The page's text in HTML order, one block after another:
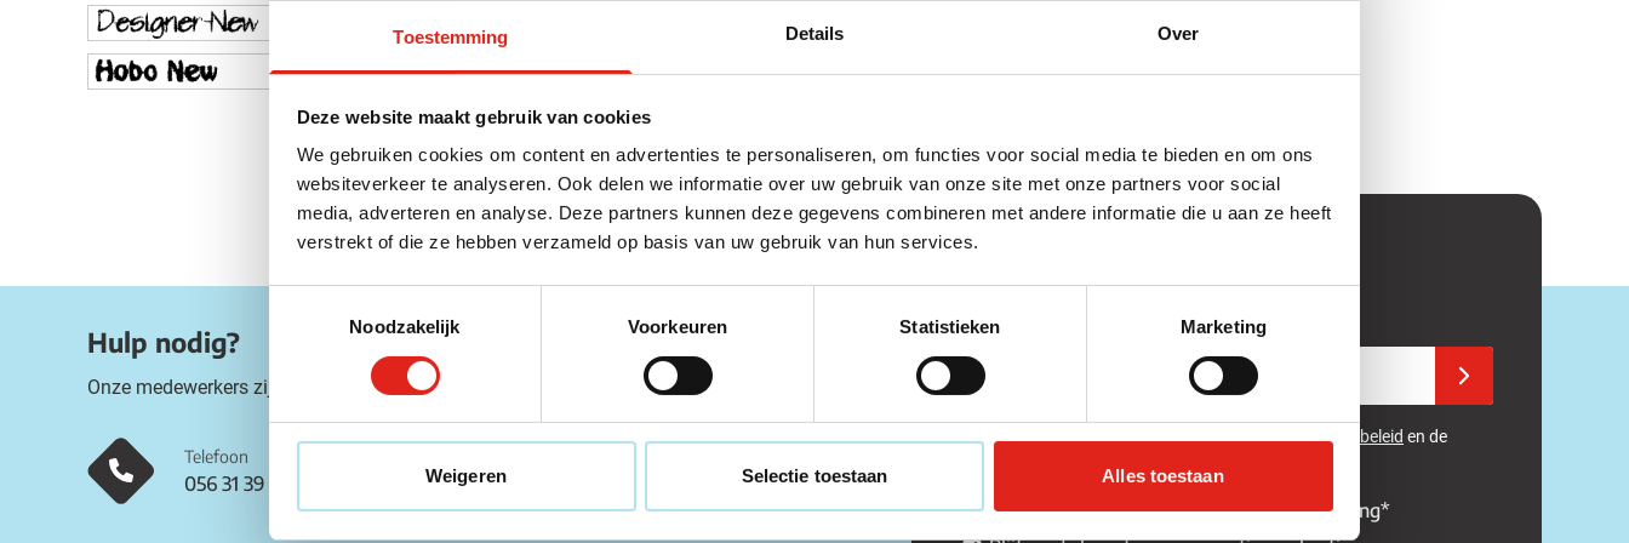
Toestemming Details Over
Deze website maakt gebruik van cookies
We gebruiken cookies om content en advertenties te personaliseren, om functies voor social media te bieden en om ons
websiteverkeer te analyseren. Ook delen we informatie over uw gebruik van onze site met onze partners voor social
media, adverteren en analyse. Deze partners kunnen deze gegevens combineren met andere informatie die u aan ze heeft
verstrekt of die ze hebben verzameld op basis van uw gebruik van hun services.
Noodzakelijk
Voorkeuren Statistieken Marketing
Weigeren Selectie toestaan Alles toestaan
Hulp nodig?
Onze medewerkers zijn beschikbaar op onderstaande contactgegevens!
Telefoon
056 31 39 91 Direct contact met een medewerker
Mis geen enkele aanbieding!
Voer uw e-mailadres in
Privacybeleid en de
€ 25,- korting op uw eerstvolgende bestelling*